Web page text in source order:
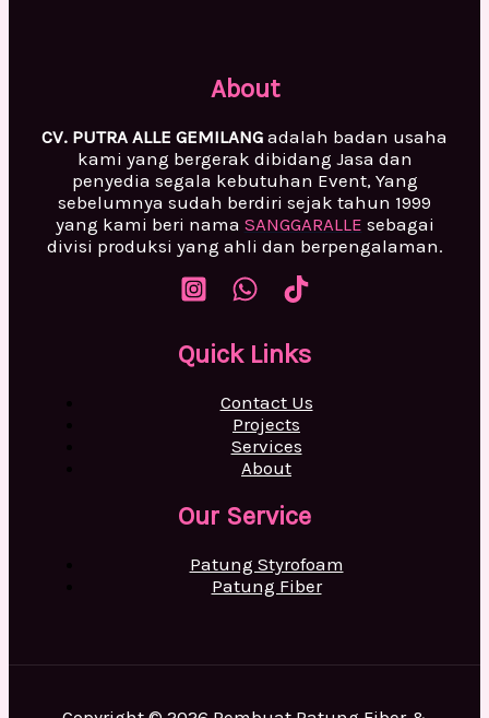
About
CV. PUTRA ALLE GEMILANG adalah badan usaha
kami yang bergerak dibidang Jasa dan
penyedia segala kebutuhan Event, Yang
sebelumnya sudah berdiri sejak tahun 1999
yang kami beri nama SANGGARALLE sebagai
divisi produksi yang ahli dan berpengalaman.
Quick Links
Contact Us
Projects
Services
About
Our Service
Patung Styrofoam
Patung Fiber